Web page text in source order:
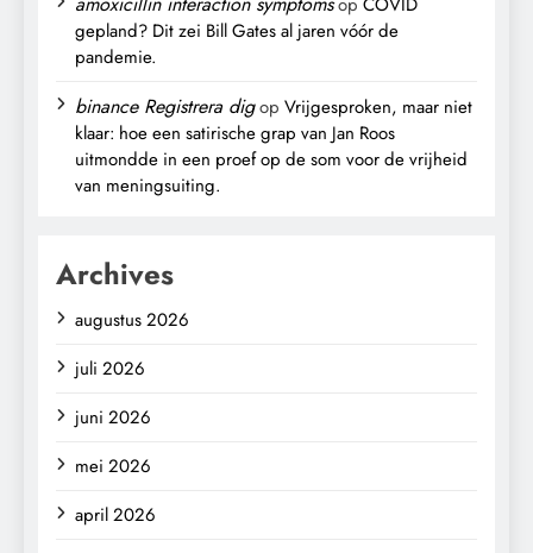
gepland? Dit zei Bill Gates al jaren vóór de
pandemie.
binance Registrera digop Vrijgesproken, maar niet
klaar: hoe een satirische grap van Jan Roos
uitmondde in een proef op de som voor de vrijheid
van meningsuiting.
Archives
augustus 2026
juli 2026
juni 2026
mei 2026
april 2026